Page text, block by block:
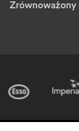
Zrównoważony